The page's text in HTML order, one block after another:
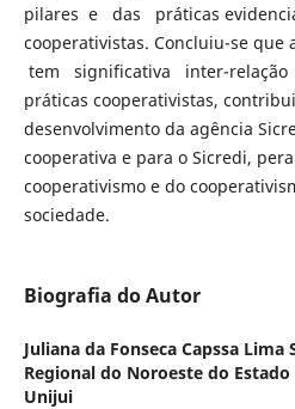
pilares e das práticas
cooperativistas. Concluiu-se
tem significativa inter-
práticas cooperativistas,
desenvolvimento da agência
cooperativa e para o Sicredi,
cooperativismo e do
sociedade.
Biografia do Autor
Juliana da Fonseca Capssa Lima
Regional do Noroeste do
Unijui